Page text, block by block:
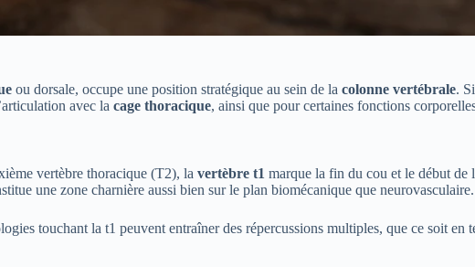
ou dorsale, occupe une position stratégique au sein de la colonne vertébrale.
avec la cage thoracique, ainsi que pour certaines fonctions
vertèbre thoracique (T2), la vertèbre t1 marque la fin du cou et le début
une zone charnière aussi bien sur le plan biomécanique que neurovasculaire.
touchant la t1 peuvent entraîner des répercussions multiples, que ce soit en